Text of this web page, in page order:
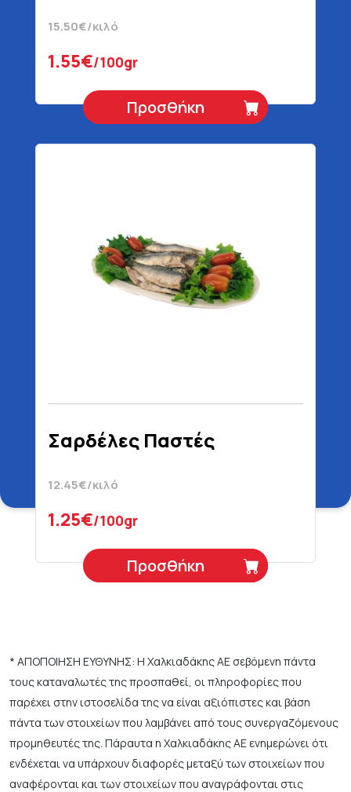
15.50€/κιλό
1.55€/100gr
Προσθήκη
Σαρδέλες Παστές
12.45€/κιλό
1.25€/100gr
Προσθήκη
* ΑΠΟΠΟΙΗΣΗ ΕΥΘΥΝΗΣ: Η Χαλκιαδάκης ΑΕ σεβόμενη πάντα
τους καταναλωτές της προσπαθεί, οι πληροφορίες που
παρέχει στην ιστοσελίδα της να είναι αξιόπιστες και βάση
πάντα των στοιχείων που λαμβάνει από τους συνεργαζόμενους
προμηθευτές της. Πάραυτα η Χαλκιαδάκης ΑΕ ενημερώνει ότι
ενδέχεται να υπάρχουν διαφορές μεταξύ των στοιχείων που
αναφέρονται και των στοιχείων που αναγράφονται στις